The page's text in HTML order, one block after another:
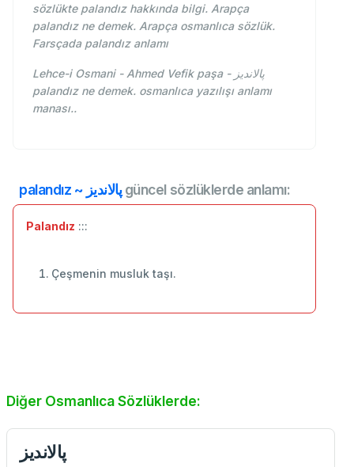
sözlükte palandız hakkında bilgi. Arapça
palandız ne demek. Arapça osmanlıca sözlük.
Farsçada palandız anlamı
Lehce-i Osmani - Ahmed Vefik paşa - پالانديز
palandız ne demek. osmanlıca yazılışı anlamı
manası..
palandız ~ پالانديزgüncel sözlüklerde anlamı:
Palandız :::
Çeşmenin musluk taşı.
Diğer Osmanlıca Sözlüklerde:
پالانديز